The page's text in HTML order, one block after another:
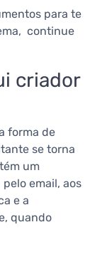
para te
continue
criador
forma de
se torna
um
email, aos
e a
quando